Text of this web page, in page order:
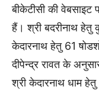
बीकेटीसी की
हैं। श्री बदरीनाथ
केदारनाथ हेतु 61
दीपेन्द्र रावत के
श्री केदारनाथ धाम